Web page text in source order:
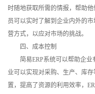
时随地获取所需的情报，帮助
员可以实时了解到企业内外的
营方式，以应对市场的挑战。
四、成本控制
简易ERP系统可以帮助企
业可以实现对采购、生产、库
置，提高了资源的利用效率，